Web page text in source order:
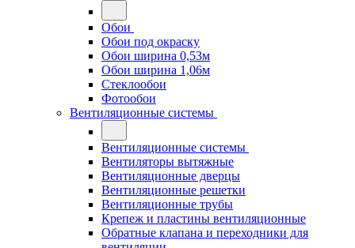
Обои
Обои под окраску
Обои ширина 0,53м
Обои ширина 1,06м
Стеклообои
Фотообои
Вентиляционные системы
Вентиляционные системы
Вентиляторы вытяжные
Вентиляционные дверцы
Вентиляционные решетки
Вентиляционные трубы
Крепеж и пластины вентиляционные
Обратные клапана и переходники для